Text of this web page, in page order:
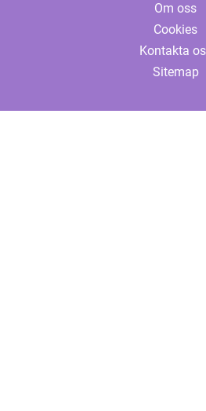
Om oss
Cookies
Kontakta
Sitemap